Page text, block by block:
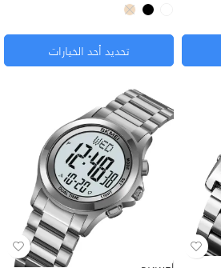
تحديد أحد الخيارات
SKMEI